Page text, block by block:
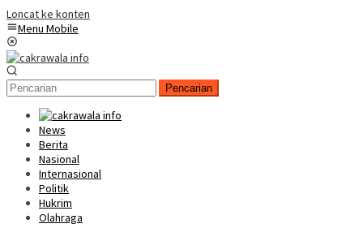
Loncat ke konten
Menu Mobile
Pencarian
News
Berita
Nasional
Internasional
Politik
Hukrim
Olahraga